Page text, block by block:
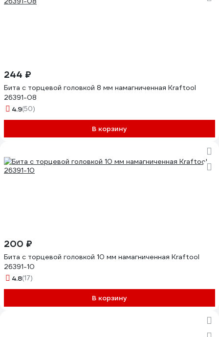
244 ₽
Бита с торцевой головкой 8 мм намагниченная Kraftool
26391-08
4.9(50)
В корзину
200 ₽
Бита с торцевой головкой 10 мм намагниченная Kraftool
26391-10
4.8(17)
В корзину